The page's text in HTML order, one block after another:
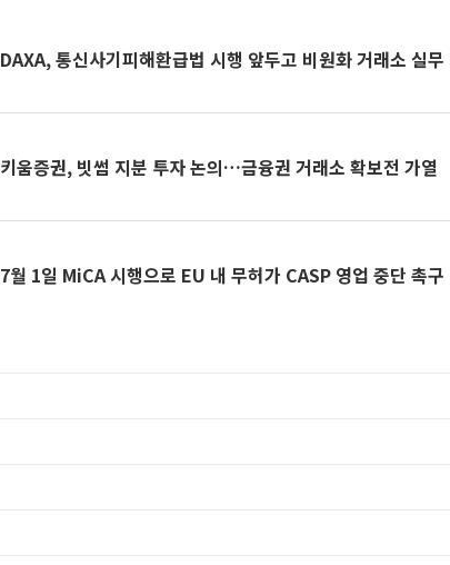
DAXA, 통신사기피해환급법 시행 앞두고 비원화 거래소 실무
키움증권, 빗썸 지분 투자 논의…금융권 거래소 확보전 가열
7월 1일 MiCA 시행으로 EU 내 무허가 CASP 영업 중단 촉구